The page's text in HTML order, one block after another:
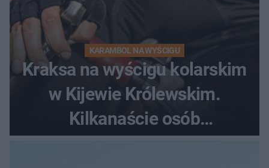
KARAMBOL NA WYŚCIGU
Kraksa na wyścigu kolarskim
w Kijewie Królewskim.
Kilkanaście osób
poszkodowanych, lądował